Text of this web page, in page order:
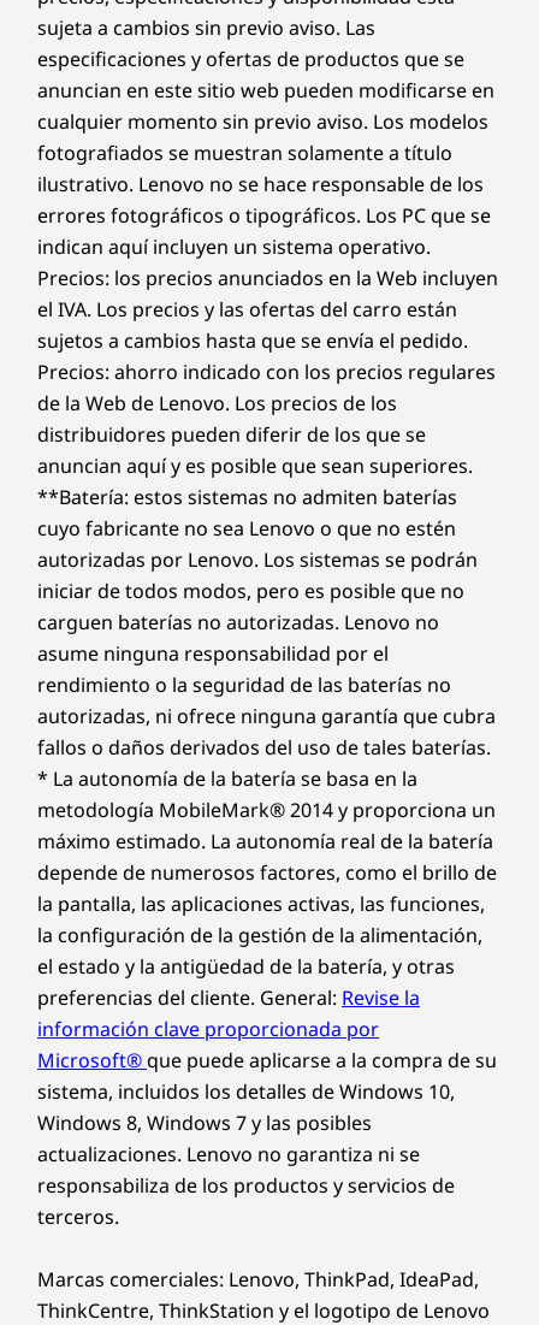
sujeta a cambios sin previo aviso. Las
especificaciones y ofertas de productos que se
anuncian en este sitio web pueden modificarse en
cualquier momento sin previo aviso. Los modelos
fotografiados se muestran solamente a título
ilustrativo. Lenovo no se hace responsable de los
errores fotográficos o tipográficos. Los PC que se
indican aquí incluyen un sistema operativo.
Precios: los precios anunciados en la Web incluyen
el IVA. Los precios y las ofertas del carro están
sujetos a cambios hasta que se envía el pedido.
Precios: ahorro indicado con los precios regulares
de la Web de Lenovo. Los precios de los
distribuidores pueden diferir de los que se
anuncian aquí y es posible que sean superiores.
**Batería: estos sistemas no admiten baterías
cuyo fabricante no sea Lenovo o que no estén
autorizadas por Lenovo. Los sistemas se podrán
iniciar de todos modos, pero es posible que no
carguen baterías no autorizadas. Lenovo no
asume ninguna responsabilidad por el
rendimiento o la seguridad de las baterías no
autorizadas, ni ofrece ninguna garantía que cubra
fallos o daños derivados del uso de tales baterías.
* La autonomía de la batería se basa en la
metodología MobileMark® 2014 y proporciona un
máximo estimado. La autonomía real de la batería
depende de numerosos factores, como el brillo de
la pantalla, las aplicaciones activas, las funciones,
la configuración de la gestión de la alimentación,
el estado y la antigüedad de la batería, y otras
preferencias del cliente. General: Revise la
información clave proporcionada por
Microsoft®que puede aplicarse a la compra de su
sistema, incluidos los detalles de Windows 10,
Windows 8, Windows 7 y las posibles
actualizaciones. Lenovo no garantiza ni se
responsabiliza de los productos y servicios de
terceros.
Marcas comerciales: Lenovo, ThinkPad, IdeaPad,
ThinkCentre, ThinkStation y el logotipo de Lenovo